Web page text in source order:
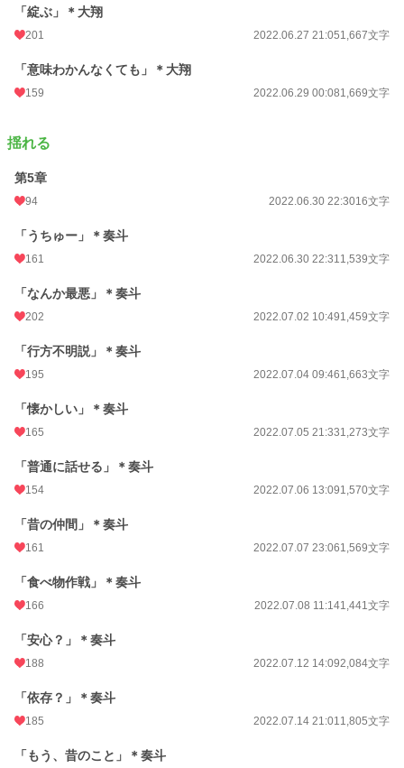
「綻ぶ」＊大翔
201 2022.06.27 21:051,667文字
「意味わかんなくても」＊大翔
159 2022.06.29 00:081,669文字
揺れる
第5章
94 2022.06.30 22:3016文字
「うちゅー」＊奏斗
161 2022.06.30 22:311,539文字
「なんか最悪」＊奏斗
202 2022.07.02 10:491,459文字
「行方不明説」＊奏斗
195 2022.07.04 09:461,663文字
「懐かしい」＊奏斗
165 2022.07.05 21:331,273文字
「普通に話せる」＊奏斗
154 2022.07.06 13:091,570文字
「昔の仲間」＊奏斗
161 2022.07.07 23:061,569文字
「食べ物作戦」＊奏斗
166 2022.07.08 11:141,441文字
「安心？」＊奏斗
188 2022.07.12 14:092,084文字
「依存？」＊奏斗
185 2022.07.14 21:011,805文字
「もう、昔のこと」＊奏斗